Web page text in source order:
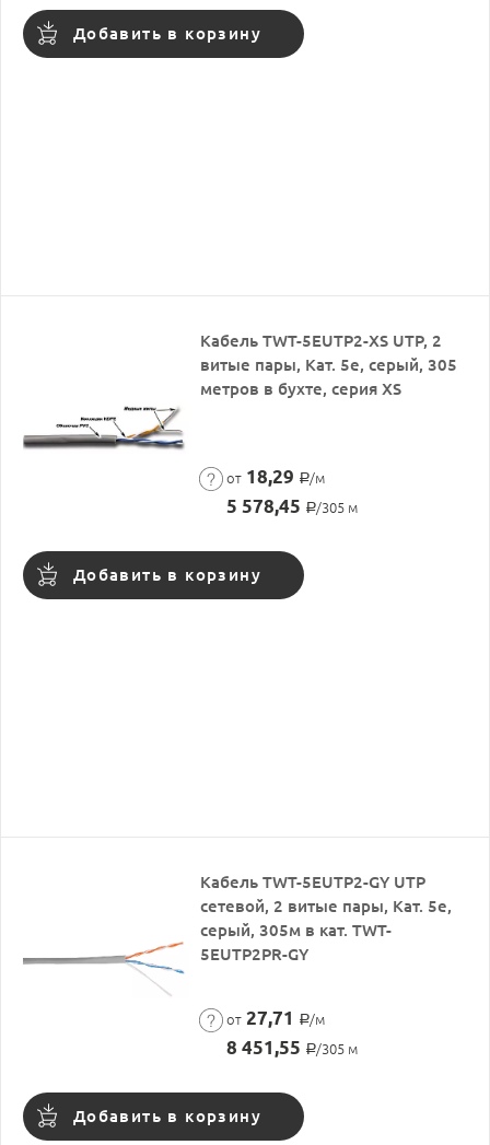
Добавить в корзину
Кабель TWT-5EUTP2-XS UTP, 2
витые пары, Кат. 5e, серый, 305
метров в бухте, серия XS
от 18,29 Р/м
5 578,45 Р/305 м
Добавить в корзину
Кабель TWT-5EUTP2-GY UTP
сетевой, 2 витые пары, Кат. 5е,
серый, 305м в кат. TWT-
5EUTP2PR-GY
от 27,71 Р/м
8 451,55 Р/305 м
Добавить в корзину